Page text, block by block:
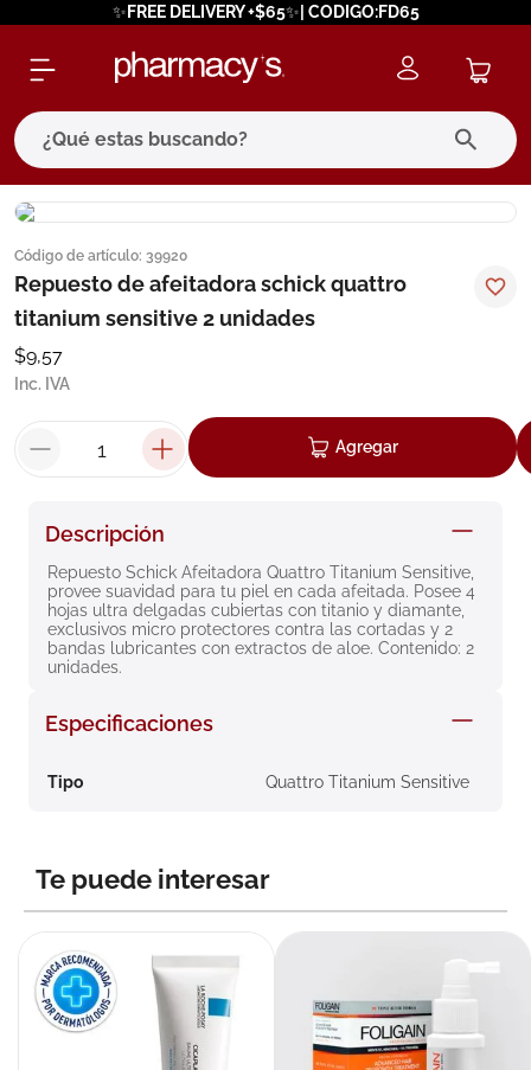
✨FREE DELIVERY +$65✨| CODIGO:FD65
¿Qué estas buscando?
Código de artículo: 39920
Repuesto de afeitadora schick quattro
titanium sensitive 2 unidades
$9,57
Inc. IVA
Agregar
Descripción
Repuesto Schick Afeitadora Quattro Titanium Sensitive,
provee suavidad para tu piel en cada afeitada. Posee 4
hojas ultra delgadas cubiertas con titanio y diamante,
exclusivos micro protectores contra las cortadas y 2
bandas lubricantes con extractos de aloe. Contenido: 2
unidades.
Especificaciones
Tipo Quattro Titanium Sensitive
Te puede interesar
términos más buscados
1. eucerin
4.
5. cerave
roche posay
9. pañales
10. nivea